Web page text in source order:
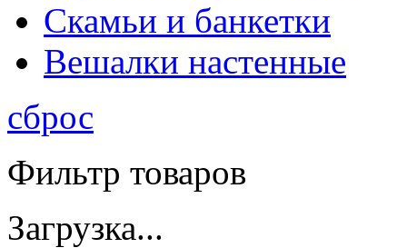
Скамьи и банкетки
Вешалки настенные
сброс
Фильтр товаров
Загрузка...